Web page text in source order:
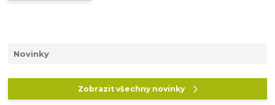
Novinky
Zobrazit všechny novinky